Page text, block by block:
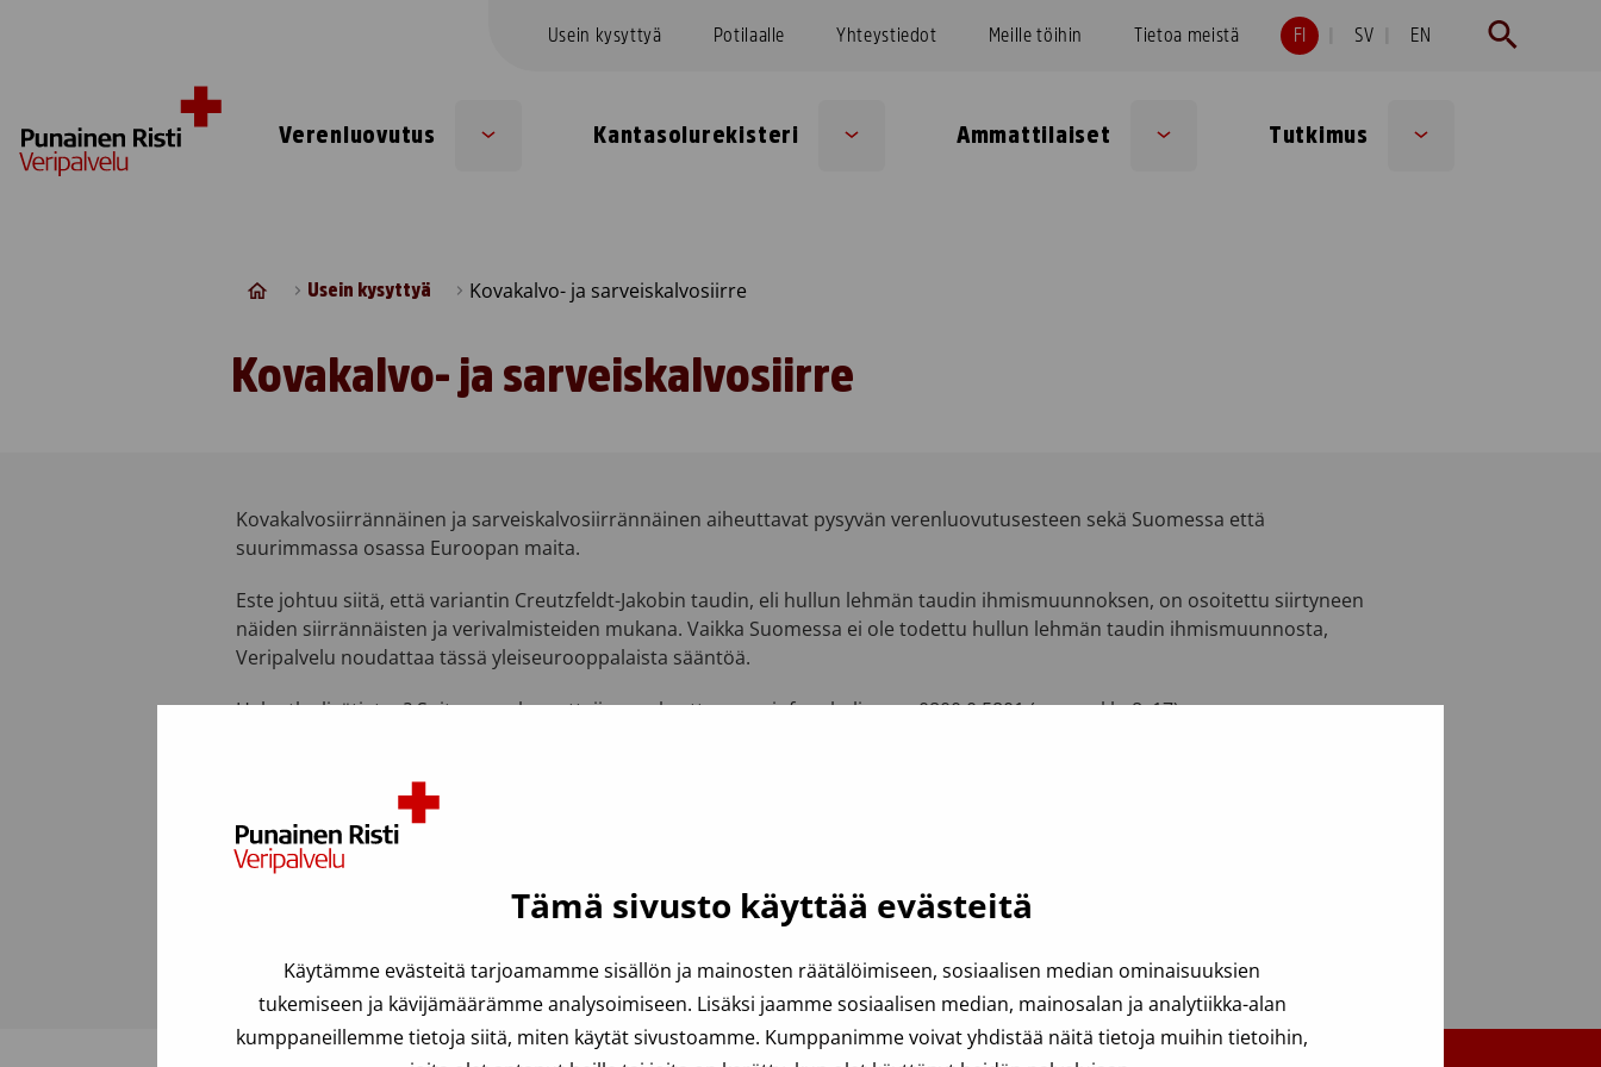
Tämä sivusto käyttää evästeitä
Käytämme evästeitä tarjoamamme sisällön ja mainosten räätälöimiseen, sosiaalisen median ominaisuuksien
tukemiseen ja kävijämäärämme analysoimiseen. Lisäksi jaamme sosiaalisen median, mainosalan ja analytiikka-alan
kumppaneillemme tietoja siitä, miten käytät sivustoamme. Kumppanimme voivat yhdistää näitä tietoja muihin tietoihin,
Usein kysyttyä Potilaalle Yhteystiedot Meille töihin Tietoa meistä FI SV EN
Verenluovutus Kantasolurekisteri Ammattilaiset Tutkimus
Usein kysyttyä Kovakalvo- ja sarveiskalvosiirre
Kovakalvo- ja sarveiskalvosiirre
Kovakalvosiirrännäinen ja sarveiskalvosiirrännäinen aiheuttavat pysyvän verenluovutusesteen sekä Suomessa että
suurimmassa osassa Euroopan maita.
Este johtuu siitä, että variantin Creutzfeldt-Jakobin taudin, eli hullun lehmän taudin ihmismuunnoksen, on osoitettu siirtyneen
näiden siirrännäisten ja verivalmisteiden mukana. Vaikka Suomessa ei ole todettu hullun lehmän taudin ihmismuunnosta,
Veripalvelu noudattaa tässä yleiseurooppalaista sääntöä.
Haluatko lisätietoa? Soita verenluovuttajien maksuttomaan infopuhelimeen 0800 0 5801 (ma–pe klo 8–17).
Viimeksi päivitetty: 31.03.2023
Usein kysyttyä